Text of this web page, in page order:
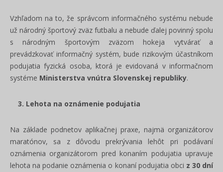
Vzhľadom na to, že správcom informačného systému nebude
už národný športový zväz futbalu a nebude ďalej povinný spolu
s národným športovým zväzom hokeja vytvárať a
prevádzkovať informačný systém, bude rizikovým účastníkom
podujatia fyzická osoba, ktorá je evidovaná v informačnom
systéme Ministerstva vnútra Slovenskej republiky.
3. Lehota na oznámenie podujatia
Na základe podnetov aplikačnej praxe, najmä organizátorov
maratónov, sa z dôvodu prekrývania lehôt pri podávaní
oznámenia organizátorom pred konaním podujatia upravuje
lehota na podanie oznámenia o konaní podujatia obci z 30 dní